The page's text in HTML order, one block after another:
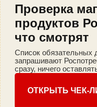
Проверка
продуктов
что смотрят
Список обязательных
запрашивают
сразу, ничего
ОТКРЫТЬ ЧЕК-